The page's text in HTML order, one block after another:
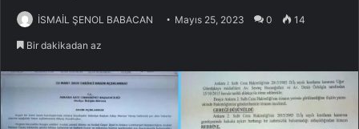
İSMAİL ŞENOL BABACAN Mayıs 25, 2023 0 14
Bir dakikadan az